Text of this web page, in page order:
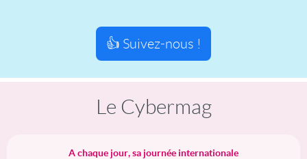
👍 Suivez-nous !
Le Cybermag
A chaque jour, sa journée internationale